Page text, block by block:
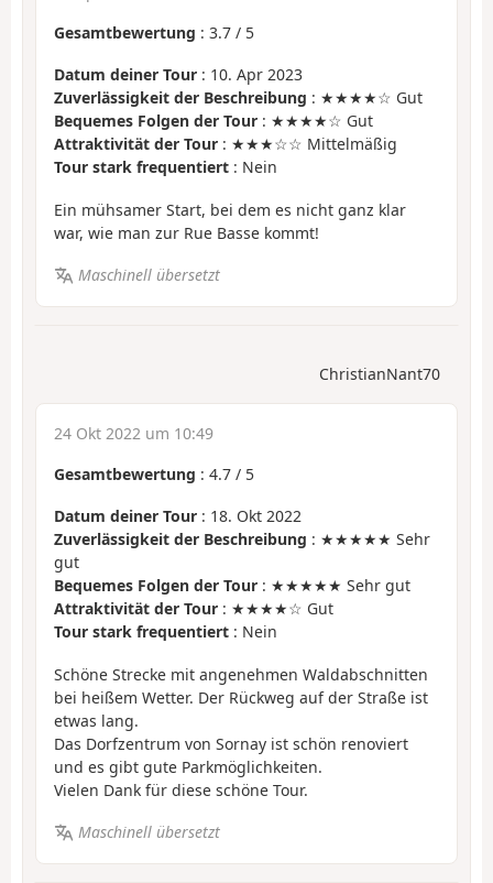
Gesamtbewertung : 3.7 / 5
Datum deiner Tour : 10. Apr 2023
Zuverlässigkeit der Beschreibung : ★★★★☆ Gut
Bequemes Folgen der Tour : ★★★★☆ Gut
Attraktivität der Tour : ★★★☆☆ Mittelmäßig
Tour stark frequentiert : Nein
Ein mühsamer Start, bei dem es nicht ganz klar
war, wie man zur Rue Basse kommt!
Maschinell übersetzt
ChristianNant70
24 Okt 2022 um 10:49
Gesamtbewertung : 4.7 / 5
Datum deiner Tour : 18. Okt 2022
Zuverlässigkeit der Beschreibung : ★★★★★ Sehr
gut
Bequemes Folgen der Tour : ★★★★★ Sehr gut
Attraktivität der Tour : ★★★★☆ Gut
Tour stark frequentiert : Nein
Schöne Strecke mit angenehmen Waldabschnitten
bei heißem Wetter. Der Rückweg auf der Straße ist
etwas lang.
Das Dorfzentrum von Sornay ist schön renoviert
und es gibt gute Parkmöglichkeiten.
Vielen Dank für diese schöne Tour.
Maschinell übersetzt